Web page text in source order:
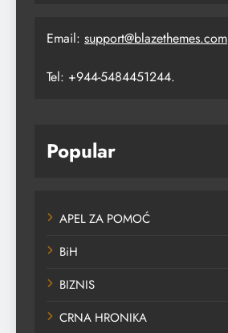
Email: support@blazethemes.com
Tel: +944-5484451244.
Popular
APEL ZA POMOĆ
BiH
BIZNIS
CRNA HRONIKA